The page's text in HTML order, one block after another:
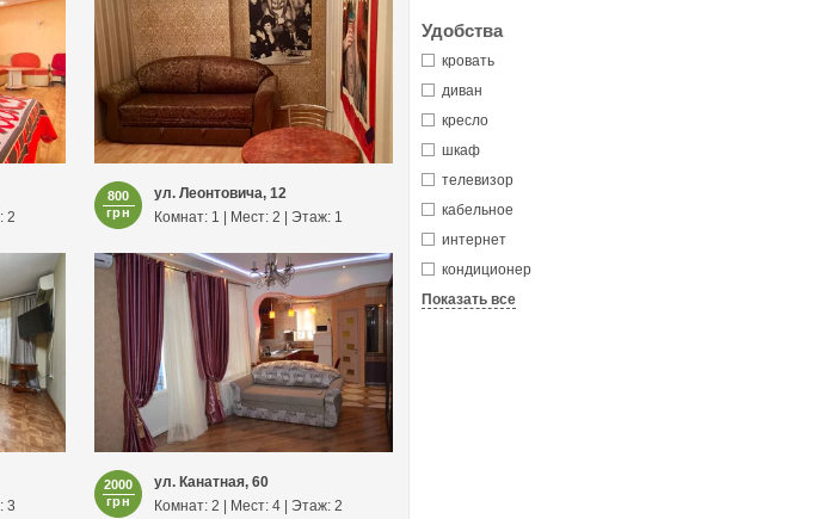
Удобства
кровать
диван
кресло
шкаф
телевизор
кабельное
интернет
кондиционер
Показать все
2
800
грн
ул. Леонтовича, 12
Комнат: 1 | Мест: 2 | Этаж: 1
3
2000
грн
ул. Канатная, 60
Комнат: 2 | Мест: 4 | Этаж: 2